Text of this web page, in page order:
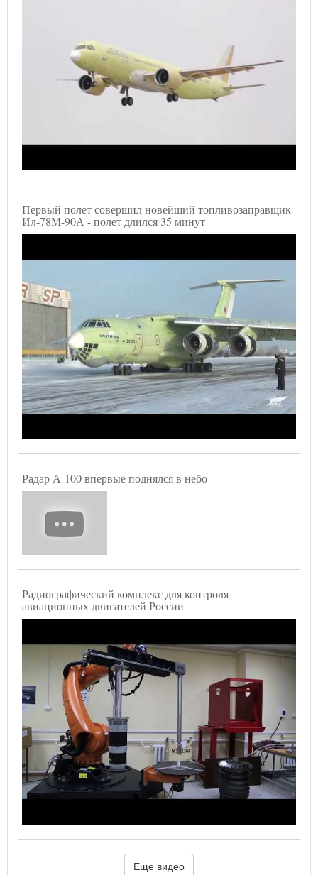
Первый полет совершил новейший топливозаправщик
Ил-78М-90А - полет длился 35 минут
Радар А-100 впервые поднялся в небо
Радиографический комплекс для контроля
авиационных двигателей России
Еще видео